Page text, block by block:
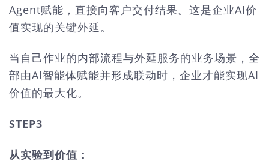
Agent赋能，直接向客户交付结果。这是企业AI价
值实现的关键外延。
当自己作业的内部流程与外延服务的业务场景，全
部由AI智能体赋能并形成联动时，企业才能实现AI
价值的最大化。
STEP3
从实验到价值：